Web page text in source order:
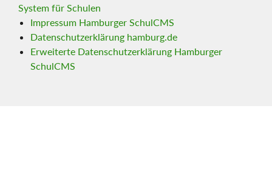
System für Schulen
Impressum Hamburger SchulCMS
Datenschutzerklärung hamburg.de
Erweiterte Datenschutzerklärung Hamburger
SchulCMS